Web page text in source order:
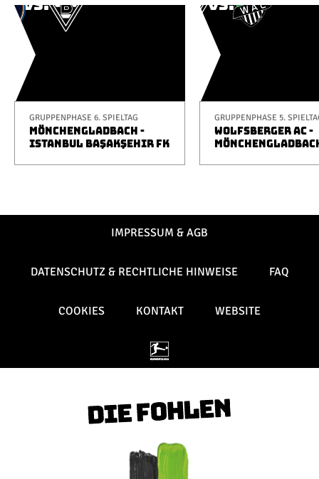
GRUPPENPHASE 6. SPIELTAG
MÖNCHENGLADBACH -
ISTANBUL BAŞAKŞEHIR FK
GRUPPENPHASE 5.
WOLFSBERGER AC -
IMPRESSUM & AGB
DATENSCHUTZ & RECHTLICHE HINWEISE FAQ
COOKIES KONTAKT WEBSITE